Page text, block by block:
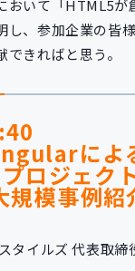
おいて「HTML5が
し、参加企業の皆
きればと思う。
によ
ロジェク
規模事例紹
タイルズ 代表取